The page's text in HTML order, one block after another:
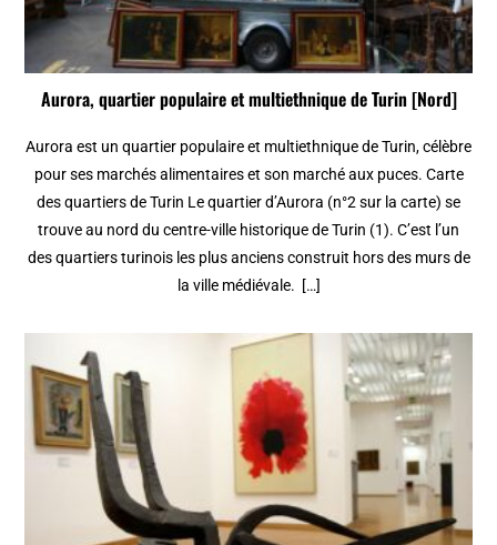
Aurora, quartier populaire et multiethnique de Turin [Nord]
Aurora est un quartier populaire et multiethnique de Turin, célèbre
pour ses marchés alimentaires et son marché aux puces. Carte
des quartiers de Turin Le quartier d’Aurora (n°2 sur la carte) se
trouve au nord du centre-ville historique de Turin (1). C’est l’un
des quartiers turinois les plus anciens construit hors des murs de
la ville médiévale. […]